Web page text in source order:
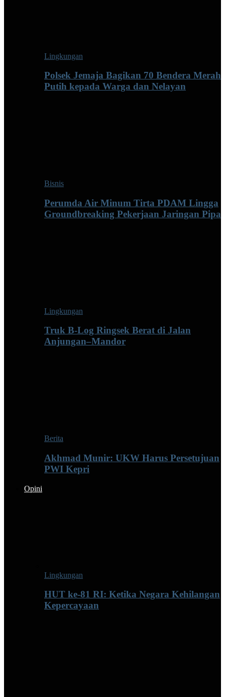
Lingkungan
Polsek Jemaja Bagikan 70 Bendera Merah
Putih kepada Warga dan Nelayan
Bisnis
Perumda Air Minum Tirta PDAM Lingga
Groundbreaking Pekerjaan Jaringan Pipa
Lingkungan
Truk B-Log Ringsek Berat di Jalan
Anjungan–Mandor
Berita
Akhmad Munir: UKW Harus Persetujuan
PWI Kepri
Opini
Lingkungan
HUT ke-81 RI: Ketika Negara Kehilangan
Kepercayaan